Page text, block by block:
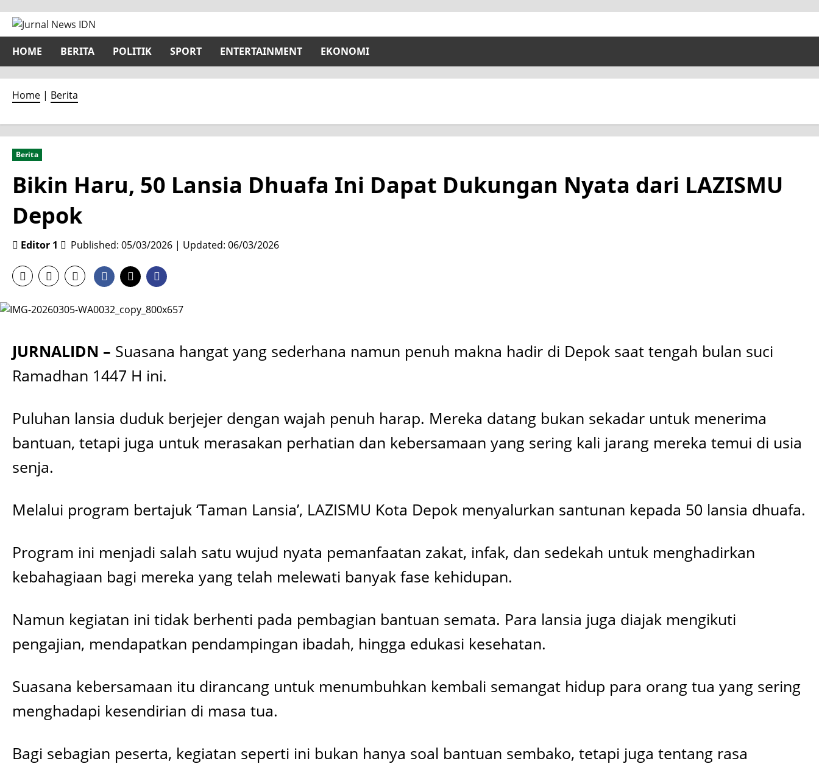
Skip
to
content
HOME BERITA POLITIK SPORT ENTERTAINMENT EKONOMI
Home | Berita
Berita
Bikin Haru, 50 Lansia Dhuafa Ini Dapat Dukungan Nyata dari LAZISMU
Depok
Editor 1 Published: 05/03/2026 | Updated: 06/03/2026
JURNALIDN – Suasana hangat yang sederhana namun penuh makna hadir di Depok saat tengah bulan suci
Ramadhan 1447 H ini.
Puluhan lansia duduk berjejer dengan wajah penuh harap. Mereka datang bukan sekadar untuk menerima
bantuan, tetapi juga untuk merasakan perhatian dan kebersamaan yang sering kali jarang mereka temui di usia
senja.
Melalui program bertajuk ‘Taman Lansia’, LAZISMU Kota Depok menyalurkan santunan kepada 50 lansia dhuafa.
Program ini menjadi salah satu wujud nyata pemanfaatan zakat, infak, dan sedekah untuk menghadirkan
kebahagiaan bagi mereka yang telah melewati banyak fase kehidupan.
Namun kegiatan ini tidak berhenti pada pembagian bantuan semata. Para lansia juga diajak mengikuti
pengajian, mendapatkan pendampingan ibadah, hingga edukasi kesehatan.
Suasana kebersamaan itu dirancang untuk menumbuhkan kembali semangat hidup para orang tua yang sering
menghadapi kesendirian di masa tua.
Bagi sebagian peserta, kegiatan seperti ini bukan hanya soal bantuan sembako, tetapi juga tentang rasa